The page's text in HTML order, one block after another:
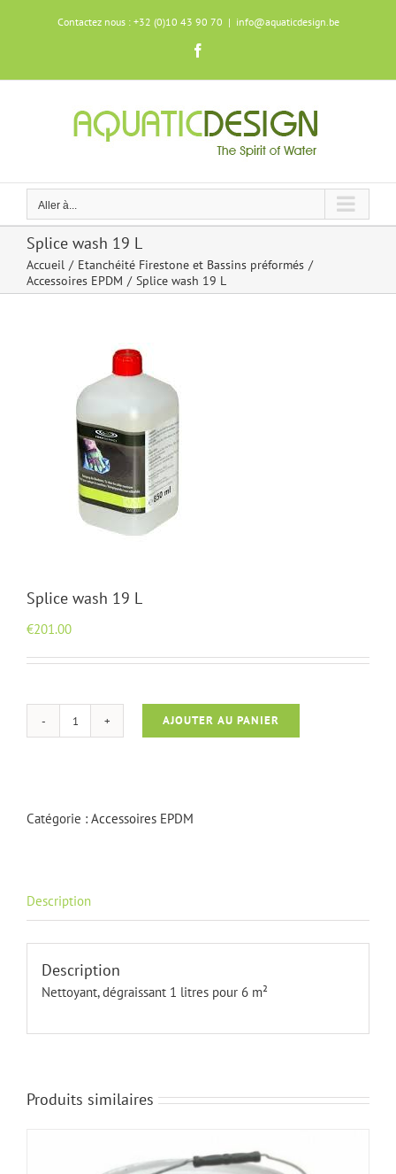
Contactez nous : +32 (0)10 43 90 70 | info@aquaticdesign.be
Aller à...
Splice wash 19 L
Accueil
Etanchéité Firestone et Bassins préformés
Accessoires EPDM
Splice wash 19 L
Splice wash 19 L
€201.00
quantité
AJOUTER AU PANIER
Catégorie : Accessoires EPDM
Description
Description
Nettoyant, dégraissant 1 litres pour 6 m²
Produits similaires